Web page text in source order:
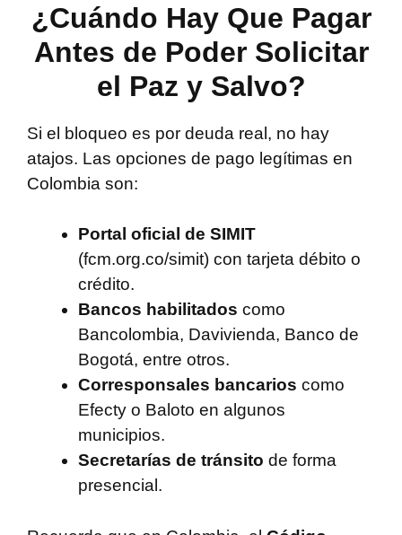
¿Cuándo Hay Que Pagar
Antes de Poder Solicitar
el Paz y Salvo?
Si el bloqueo es por deuda real, no hay
atajos. Las opciones de pago legítimas en
Colombia son:
Portal oficial de SIMIT
(fcm.org.co/simit) con tarjeta débito o
crédito.
Bancos habilitados como
Bancolombia, Davivienda, Banco de
Bogotá, entre otros.
Corresponsales bancarios como
Efecty o Baloto en algunos
municipios.
Secretarías de tránsito de forma
presencial.